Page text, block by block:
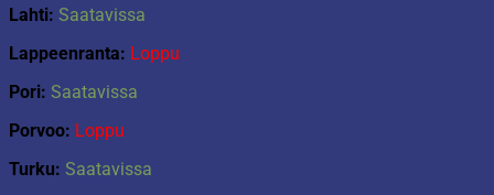
Lahti: Saatavissa
Lappeenranta: Loppu
Pori: Saatavissa
Porvoo: Loppu
Turku: Saatavissa